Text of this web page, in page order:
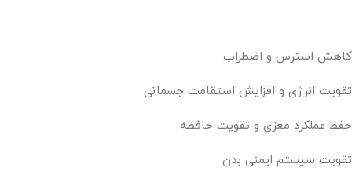
کاهش استرس و اضطراب
تقویت انرژی و افزایش استقامت جسمانی
حفظ عملکرد مغزی و تقویت حافظه
تقویت سیستم ایمنی بدن